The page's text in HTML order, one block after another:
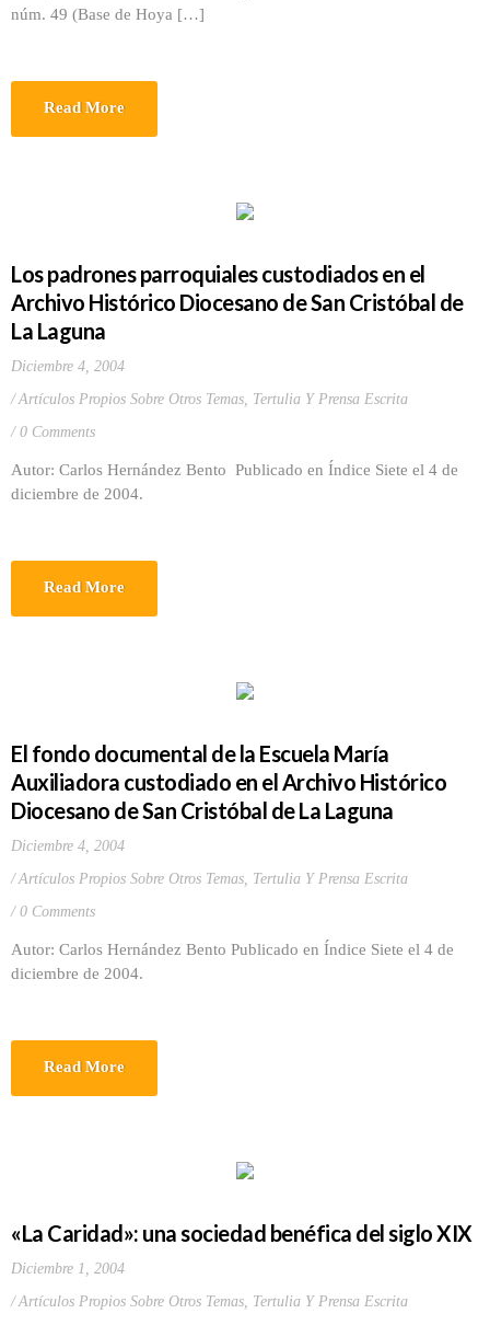
núm. 49 (Base de Hoya […]
Read More
Los padrones parroquiales custodiados en el
Archivo Histórico Diocesano de San Cristóbal de
La Laguna
Diciembre 4, 2004
Artículos Propios Sobre Otros Temas, Tertulia Y Prensa Escrita
0 Comments
Autor: Carlos Hernández Bento Publicado en Índice Siete el 4 de
diciembre de 2004.
Read More
El fondo documental de la Escuela María
Auxiliadora custodiado en el Archivo Histórico
Diocesano de San Cristóbal de La Laguna
Diciembre 4, 2004
Artículos Propios Sobre Otros Temas, Tertulia Y Prensa Escrita
0 Comments
Autor: Carlos Hernández Bento Publicado en Índice Siete el 4 de
diciembre de 2004.
Read More
«La Caridad»: una sociedad benéfica del siglo XIX
Diciembre 1, 2004
Artículos Propios Sobre Otros Temas, Tertulia Y Prensa Escrita